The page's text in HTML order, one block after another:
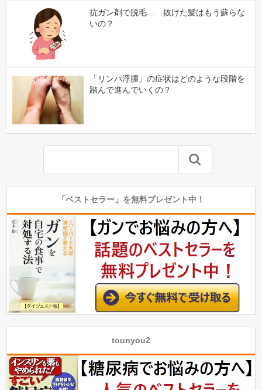
抗ガン剤で脱毛… 抜けた髪はもう蘇らな
いの？
「リンパ浮腫」の症状はどのような段階を
踏んで進んでいくの？
「ベストセラー」を無料プレゼント中！
tounyou2